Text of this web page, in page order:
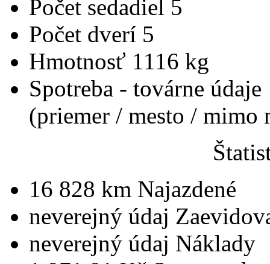
Počet sedadiel 5
Počet dverí 5
Hmotnosť 1116 kg
Spotreba - továrne údaje
(priemer / mesto / mimo
16 828 km Najazdené
neverejný údaj
neverejný údaj Náklady